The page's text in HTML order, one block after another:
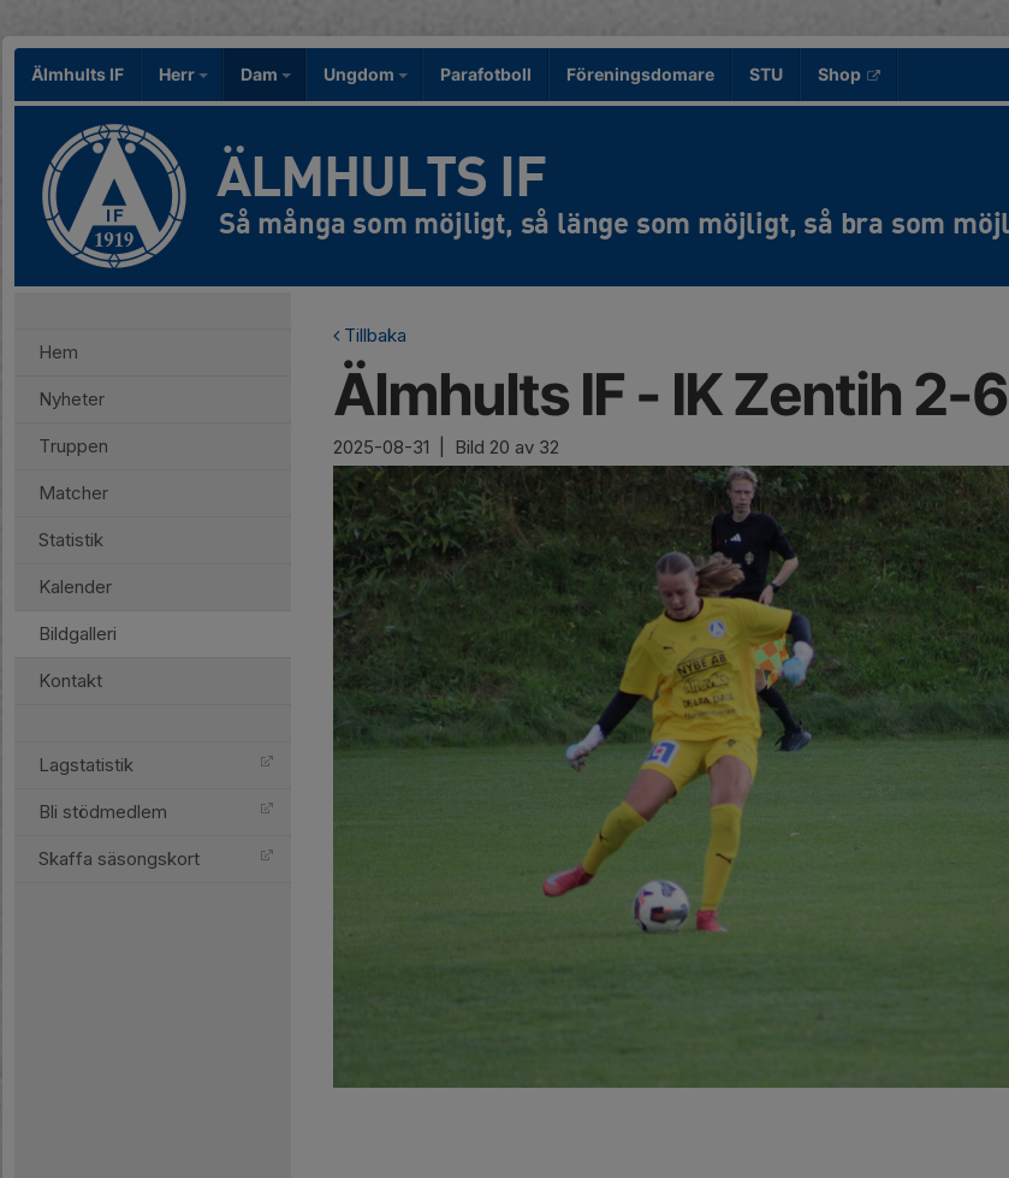
Älmhults IF Herr Dam Ungdom Parafotboll Föreningsdomare STU Shop
ÄLMHULTS IF
Hem
Nyheter
Truppen
Matcher
Statistik
Kalender
Bildgalleri
Kontakt
Lagstatistik
Bli stödmedlem
Skaffa säsongskort
Tillbaka
Älmhults IF - IK Zentih 2-6
2025-08-31 Bild 20 av 32